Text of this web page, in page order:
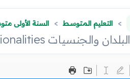
التعليم المتوسط السنة الأولى
البلدان والجنسيات Countries and Nationalities دروس تعلم اللغة الإنجليزية